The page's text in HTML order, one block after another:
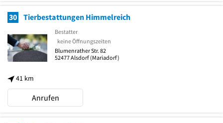
30 Tierbestattungen Himmelreich
41 km
Bestatter
keine Öffnungszeiten
Blumenrather Str. 82
52477Alsdorf (Mariadorf)
Anrufen